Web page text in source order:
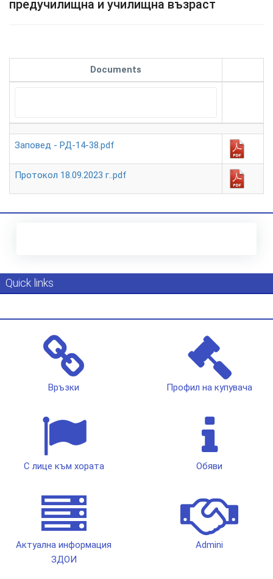
предучилищна и училищна възраст
Documents
Заповед - РД-14-38.pdf
Протокол 18.09.2023 г..pdf
Quick links
Връзки Профил на купувача
С лице към хората Обяви
Актуална информация
ЗДОИ
Admini